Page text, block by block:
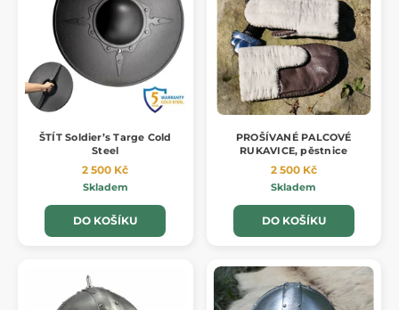
ŠTÍT Soldier’s Targe Cold
Steel
2 500 Kč
Skladem
DO KOŠÍKU
PROŠÍVANÉ PALCOVÉ
RUKAVICE, pěstnice
2 500 Kč
Skladem
DO KOŠÍKU